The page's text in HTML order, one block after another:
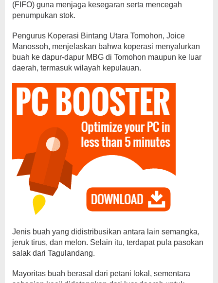
(FIFO) guna menjaga kesegaran serta mencegah
penumpukan stok.
Pengurus Koperasi Bintang Utara Tomohon, Joice
Manossoh, menjelaskan bahwa koperasi menyalurkan
buah ke dapur-dapur MBG di Tomohon maupun ke luar
daerah, termasuk wilayah kepulauan.
Jenis buah yang didistribusikan antara lain semangka,
jeruk tirus, dan melon. Selain itu, terdapat pula pasokan
salak dari Tagulandang.
Mayoritas buah berasal dari petani lokal, sementara